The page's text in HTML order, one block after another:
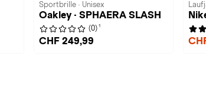
Sportbrille · Unisex
Oakley · SPHAERA SLASH
(0) 1
CHF 249,99